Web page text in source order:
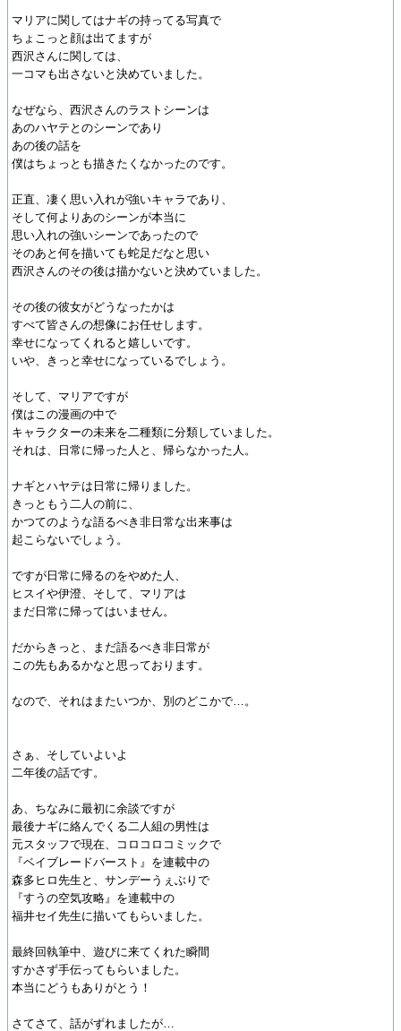
マリアに関してはナギの持ってる写真で
ちょこっと顔は出てますが
西沢さんに関しては、
一コマも出さないと決めていました。
なぜなら、西沢さんのラストシーンは
あのハヤテとのシーンであり
あの後の話を
僕はちょっとも描きたくなかったのです。
正直、凄く思い入れが強いキャラであり、
そして何よりあのシーンが本当に
思い入れの強いシーンであったので
そのあと何を描いても蛇足だなと思い
西沢さんのその後は描かないと決めていました。
その後の彼女がどうなったかは
すべて皆さんの想像にお任せします。
幸せになってくれると嬉しいです。
いや、きっと幸せになっているでしょう。
そして、マリアですが
僕はこの漫画の中で
キャラクターの未来を二種類に分類していました。
それは、日常に帰った人と、帰らなかった人。
ナギとハヤテは日常に帰りました。
きっともう二人の前に、
かつてのような語るべき非日常な出来事は
起こらないでしょう。
ですが日常に帰るのをやめた人、
ヒスイや伊澄、そして、マリアは
まだ日常に帰ってはいません。
だからきっと、まだ語るべき非日常が
この先もあるかなと思っております。
なので、それはまたいつか、別のどこかで…。
さぁ、そしていよいよ
二年後の話です。
あ、ちなみに最初に余談ですが
最後ナギに絡んでくる二人組の男性は
元スタッフで現在、コロコロコミックで
『ベイブレードバースト』を連載中の
森多ヒロ先生と、サンデーうぇぶりで
『すうの空気攻略』を連載中の
福井セイ先生に描いてもらいました。
最終回執筆中、遊びに来てくれた瞬間
すかさず手伝ってもらいました。
本当にどうもありがとう！
さてさて、話がずれましたが…